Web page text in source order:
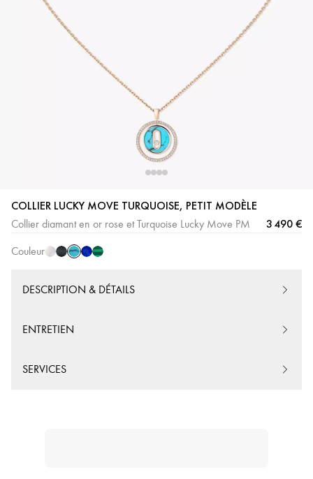
COLLIER LUCKY MOVE TURQUOISE, PETIT MODÈLE
Collier diamant en or rose et Turquoise Lucky Move PM 3 490 €
Couleur
Nacre
Blanche
OnyxLapisMalachite
DESCRIPTION & DÉTAILS
ENTRETIEN
SERVICES